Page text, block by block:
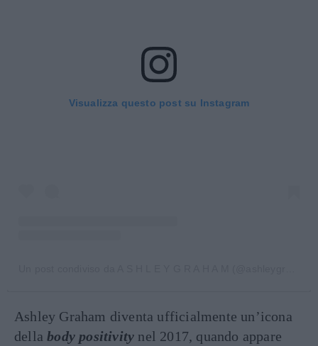
Visualizza questo post su Instagram
Ashley Graham diventa ufficialmente un’icona
della body positivity nel 2017, quando appare